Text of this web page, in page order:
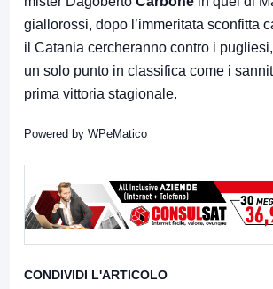
giallorossi, dopo l’immeritata sconfitta
il Catania cercheranno contro i
un solo punto in classifica come i
prima vittoria stagionale.
Powered by WPeMatico
CONDIVIDI L'ARTICOLO